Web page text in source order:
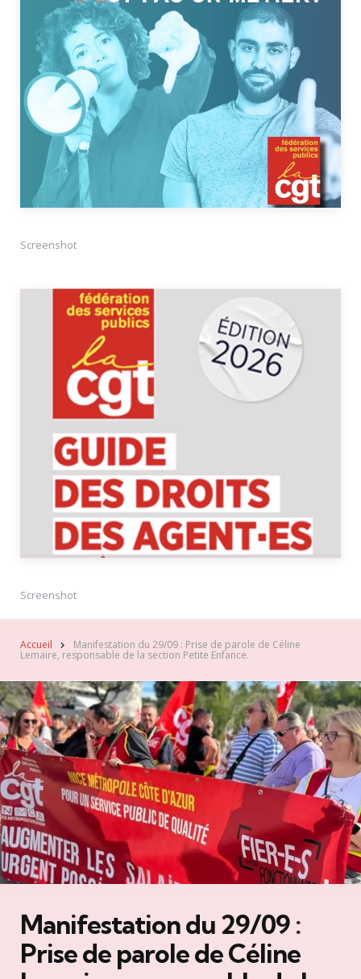
Screenshot
Screenshot
Accueil Manifestation du 29/09 : Prise de parole de Céline
Lemaire, responsable de la section Petite Enfance.
Manifestation du 29/09 :
Prise de parole de Céline